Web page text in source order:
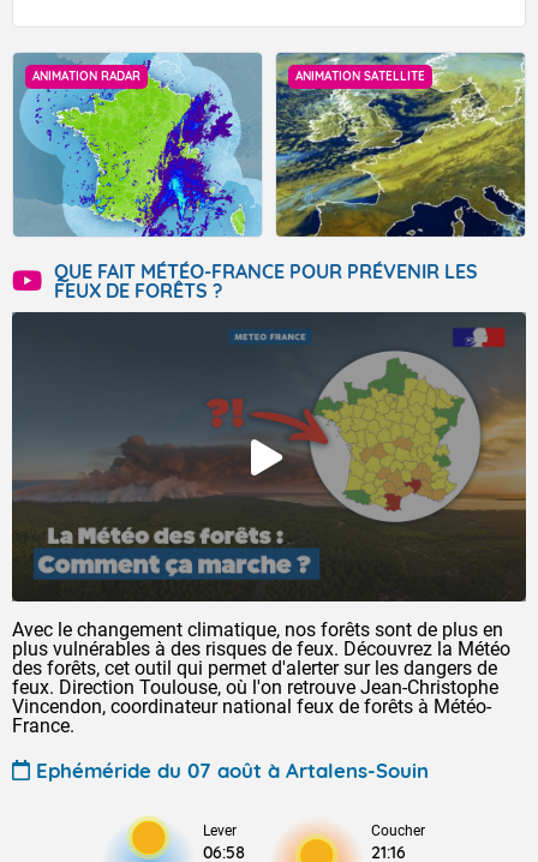
ANIMATION RADAR ANIMATION SATELLITE
QUE FAIT MÉTÉO-FRANCE POUR PRÉVENIR LES
FEUX DE FORÊTS ?
Avec le changement climatique, nos forêts sont de plus en
plus vulnérables à des risques de feux. Découvrez la Météo
des forêts, cet outil qui permet d'alerter sur les dangers de
feux. Direction Toulouse, où l'on retrouve Jean-Christophe
Vincendon, coordinateur national feux de forêts à Météo-
France.
Ephéméride du 07 août à Artalens-Souin
Lever
06:58
Coucher
21:16